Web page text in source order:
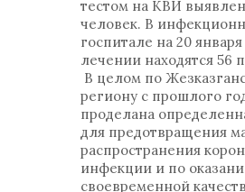
тестом на КВИ
человек. В
госпитале на 20
лечении находятся 56
В целом по
региону с прошлого
проделана
для предотвращения
распространения
инфекции и по
своевременной